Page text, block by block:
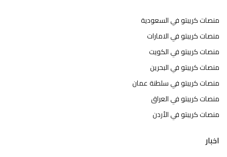
منصات كريبتو في السعودية
منصات كريبتو في الامارات
منصات كريبتو في الكويت
منصات كريبتو في البحرين
منصات كريبتو في سلطنة عمان
منصات كريبتو في العراق
منصات كريبتو في الأردن
اخبار